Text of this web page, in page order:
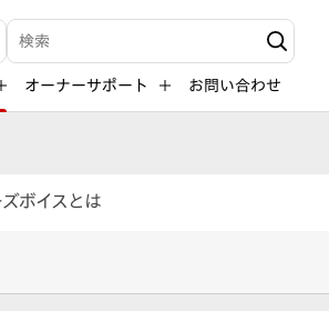
検索キーワード入力
オーナーサポート お問い合わせ
ボイスとは